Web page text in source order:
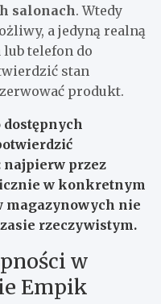
salonach. Wtedy
a jedyną realną
telefon do
stan
produkt.
najpierw przez
w konkretnym
magazynowych nie
rzeczywistym.
w
Empik